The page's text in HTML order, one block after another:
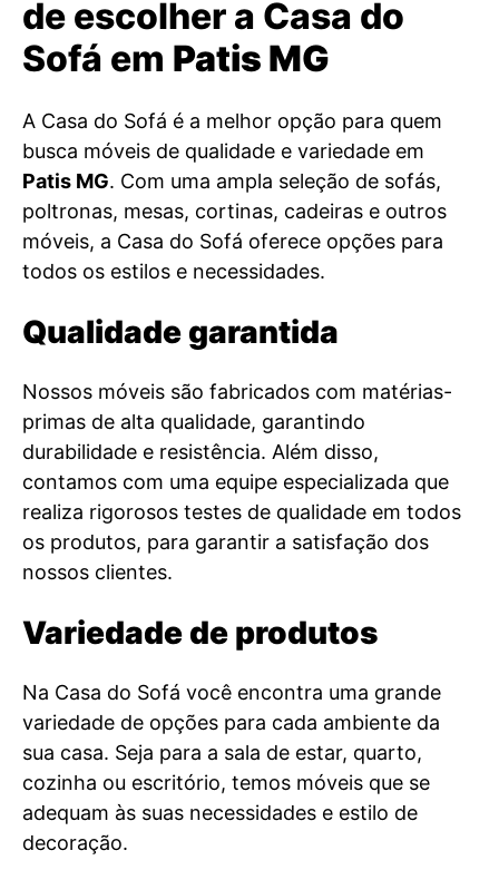
de escolher a Casa do
Sofá em Patis MG
A Casa do Sofá é a melhor opção para quem
busca móveis de qualidade e variedade em
Patis MG. Com uma ampla seleção de sofás,
poltronas, mesas, cortinas, cadeiras e outros
móveis, a Casa do Sofá oferece opções para
todos os estilos e necessidades.
Qualidade garantida
Nossos móveis são fabricados com matérias-
primas de alta qualidade, garantindo
durabilidade e resistência. Além disso,
contamos com uma equipe especializada que
realiza rigorosos testes de qualidade em todos
os produtos, para garantir a satisfação dos
nossos clientes.
Variedade de produtos
Na Casa do Sofá você encontra uma grande
variedade de opções para cada ambiente da
sua casa. Seja para a sala de estar, quarto,
cozinha ou escritório, temos móveis que se
adequam às suas necessidades e estilo de
decoração.